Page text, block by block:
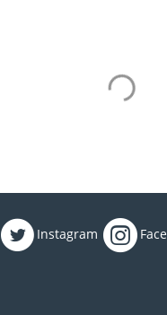
Instagram